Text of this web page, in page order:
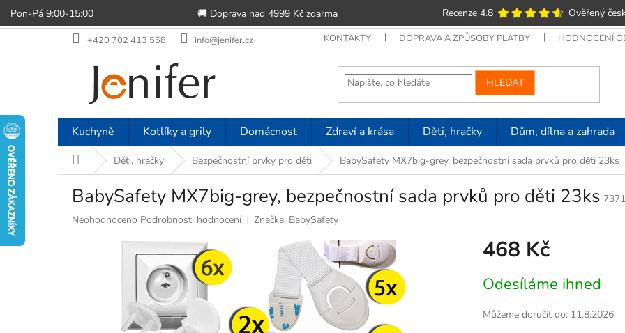
Pon-Pá 9:00-15:00 🚚 Doprava nad 4999 Kč zdarma Recenze 4.8
Ověřený
na
+420 702 413 558 info@jenifer.cz KONTAKTY DOPRAVA A ZPŮSOBY PLATBY HODNOCENÍ
HLEDAT
Kuchyně Kotlíky a grily Domácnost Zdraví a krása Děti, hračky Dům, dílna a zahrada
Domů Děti, hračky Bezpečnostní prvky pro děti BabySafety MX7big-grey, bezpečnostní sada prvků pro děti 23ks
BabySafety MX7big-grey, bezpečnostní sada prvků pro děti 23ks
Průměrné
Neohodnoceno Podrobnosti hodnocení Značka: BabySafety
468 Kč
cena:
Odesíláme ihned
Můžeme doručit do: 11.8.2026